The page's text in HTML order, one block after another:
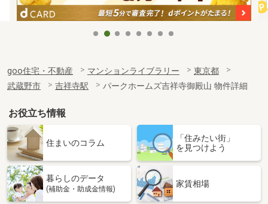
goo住宅・不動産 マンションライブラリー
東京都
武蔵野市
吉祥寺駅 パークホームズ吉祥寺御殿山 物件詳細
お役立ち情報
住まいのコラム
「住みたい街」
を見つけよう
暮らしのデータ
(補助金・助成金情報)
家賃相場